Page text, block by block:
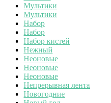
Мультики
Мультики
Набор
Набор
Набор кистей
Нежный
Неоновые
Неоновые
Неоновые
Непрерывная лента
Новогодние